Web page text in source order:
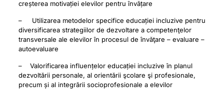
creșterea motivației elevilor pentru învățare
– Utilizarea metodelor specifice educației incluzive pentru
diversificarea strategiilor de dezvoltare a competenţelor
transversale ale elevilor în procesul de învăţare – evaluare –
autoevaluare
– Valorificarea influențelor educației incluzive în planul
dezvoltării personale, al orientării şcolare şi profesionale,
precum și al integrării socioprofesionale a elevilor